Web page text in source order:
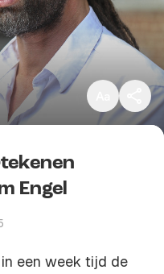
Klein
Standaard
Groot
Kopieer link
Engel
een week tijd de